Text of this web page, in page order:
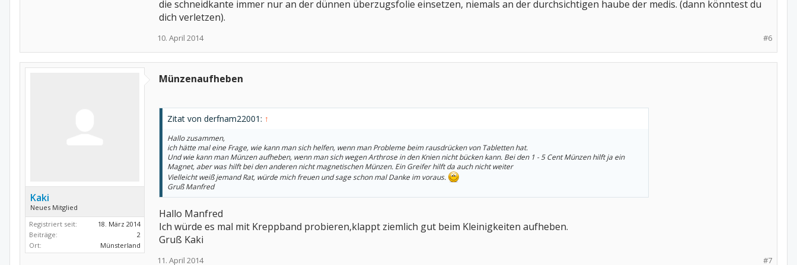
die schneidkante immer nur an der dünnen überzugsfolie einsetzen, niemals an der durchsichtigen haube der medis. (dann könntest du
dich verletzen).
#6
10. April 2014
Kaki
Neues Mitglied
Registriert seit:
18. März 2014
Beiträge:
2
Ort:
Münsterland
Münzenaufheben
Zitat von derfnam22001: ↑
Hallo zusammen,
ich hätte mal eine Frage, wie kann man sich helfen, wenn man Probleme beim rausdrücken von Tabletten hat.
Und wie kann man Münzen aufheben, wenn man sich wegen Arthrose in den Knien nicht bücken kann. Bei den 1 - 5 Cent Münzen hilft ja ein
Magnet, aber was hilft bei den anderen nicht magnetischen Münzen. Ein Greifer hilft da auch nicht weiter
Vielleicht weiß jemand Rat, würde mich freuen und sage schon mal Danke im voraus.
Gruß Manfred
Hallo Manfred
Ich würde es mal mit Kreppband probieren,klappt ziemlich gut beim Kleinigkeiten aufheben.
Gruß Kaki
#7
11. April 2014